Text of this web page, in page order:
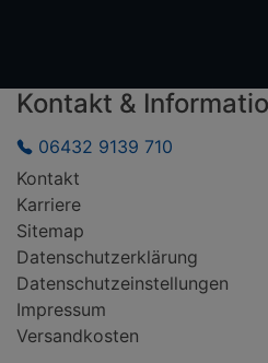
Kontakt &
06432 9139 710
Kontakt
Karriere
Sitemap
Datenschutzerklärung
Datenschutzeinstellungen
Impressum
Versandkosten